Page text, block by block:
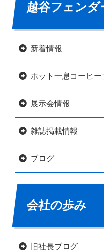
越谷フェンダ
新着情報
ホット一息コーヒー
展示会情報
雑誌掲載情報
ブログ
会社の歩み
旧社長ブログ